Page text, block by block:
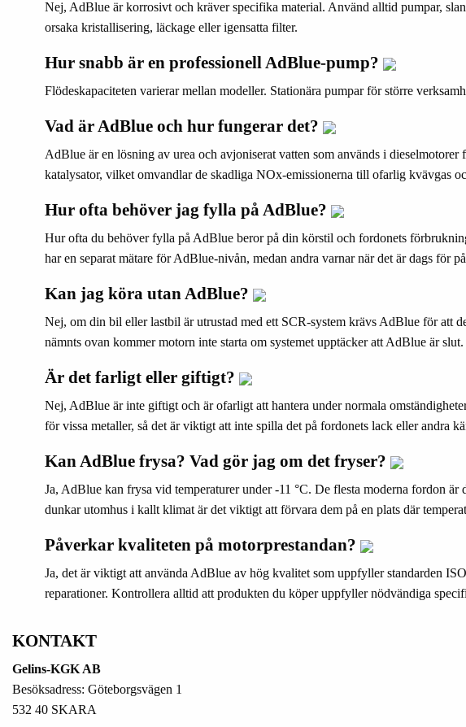
Nej, AdBlue är korrosivt och kräver specifika material. Använd alltid pumpar,
orsaka kristallisering, läckage eller igensatta filter.
Hur snabb är en professionell AdBlue-pump?
Flödeskapaciteten varierar mellan modeller. Stationära pumpar för större
Vad är AdBlue och hur fungerar det?
AdBlue är en lösning av urea och avjoniserat vatten som används i
katalysator, vilket omvandlar de skadliga NOx-emissionerna till ofarlig kvävgas
Hur ofta behöver jag fylla på AdBlue?
Hur ofta du behöver fylla på AdBlue beror på din körstil och fordonets
har en separat mätare för AdBlue-nivån, medan andra varnar när det är dags för
Kan jag köra utan AdBlue?
Nej, om din bil eller lastbil är utrustad med ett SCR-system krävs AdBlue för att
nämnts ovan kommer motorn inte starta om systemet upptäcker att AdBlue är slut.
Är det farligt eller giftigt?
Nej, AdBlue är inte giftigt och är ofarligt att hantera under normala
för vissa metaller, så det är viktigt att inte spilla det på fordonets lack eller andra
Kan AdBlue frysa? Vad gör jag om det fryser?
Ja, AdBlue kan frysa vid temperaturer under -11 °C. De flesta moderna fordon
dunkar utomhus i kallt klimat är det viktigt att förvara dem på en plats där
Påverkar kvaliteten på motorprestandan?
Ja, det är viktigt att använda AdBlue av hög kvalitet som uppfyller standarden
reparationer. Kontrollera alltid att produkten du köper uppfyller nödvändiga
KONTAKT
Gelins-KGK AB
Besöksadress: Göteborgsvägen 1
532 40 SKARA